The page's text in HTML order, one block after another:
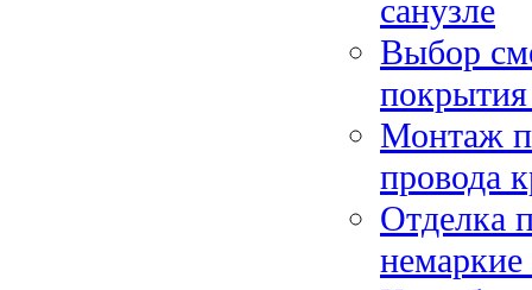
санузле
Выбор
Монтаж
провода
Отделка